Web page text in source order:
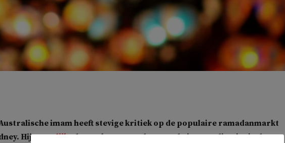
imam heeft stevige kritiek op de populaire ramadanmarkt
Hijvergelijktde markt met een beroemd uitgaansdistrict in de